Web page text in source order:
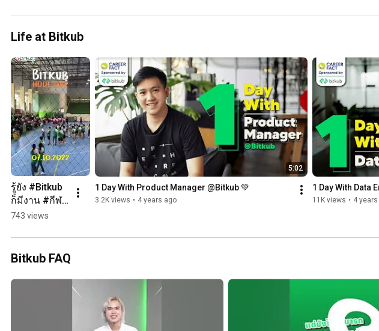
Life at Bitkub
รู้ยัง #Bitkub
ก็มีงาน #กีฬา
สี กับเค้าด้วย
#BitkubHodl
Day2022
b
743 views
5:02
1 Day With Product Manager @Bitkub 💚
3.2K views • 4 years ago
1 Day With Data
11K views • 4
Bitkub FAQ